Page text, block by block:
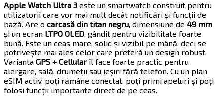
Apple Watch Ultra 3 este un smartwatch construit pentru
utilizatorii care vor mai mult decât notificări și funcții de
bază. Are o carcasă din titan negru, dimensiune de 49 mm
și un ecran LTPO OLED, gândit pentru vizibilitate foarte
bună. Este un ceas mare, solid și vizibil pe mână, deci se
potrivește mai ales celor care preferă un design robust.
Varianta GPS + Cellularîl face foarte practic pentru
alergare, sală, drumeții sau ieșiri fără telefon. Cu un plan
eSIM activ, poți rămâne conectat, poți primi apeluri și poți
folosi funcții importante direct de pe ceas.